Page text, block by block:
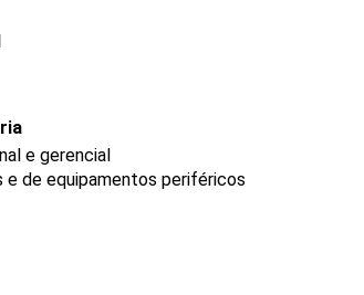
e gerencial
de equipamentos periféricos